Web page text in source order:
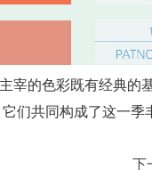
的色彩既有经典的
们共同构成了这一季
下